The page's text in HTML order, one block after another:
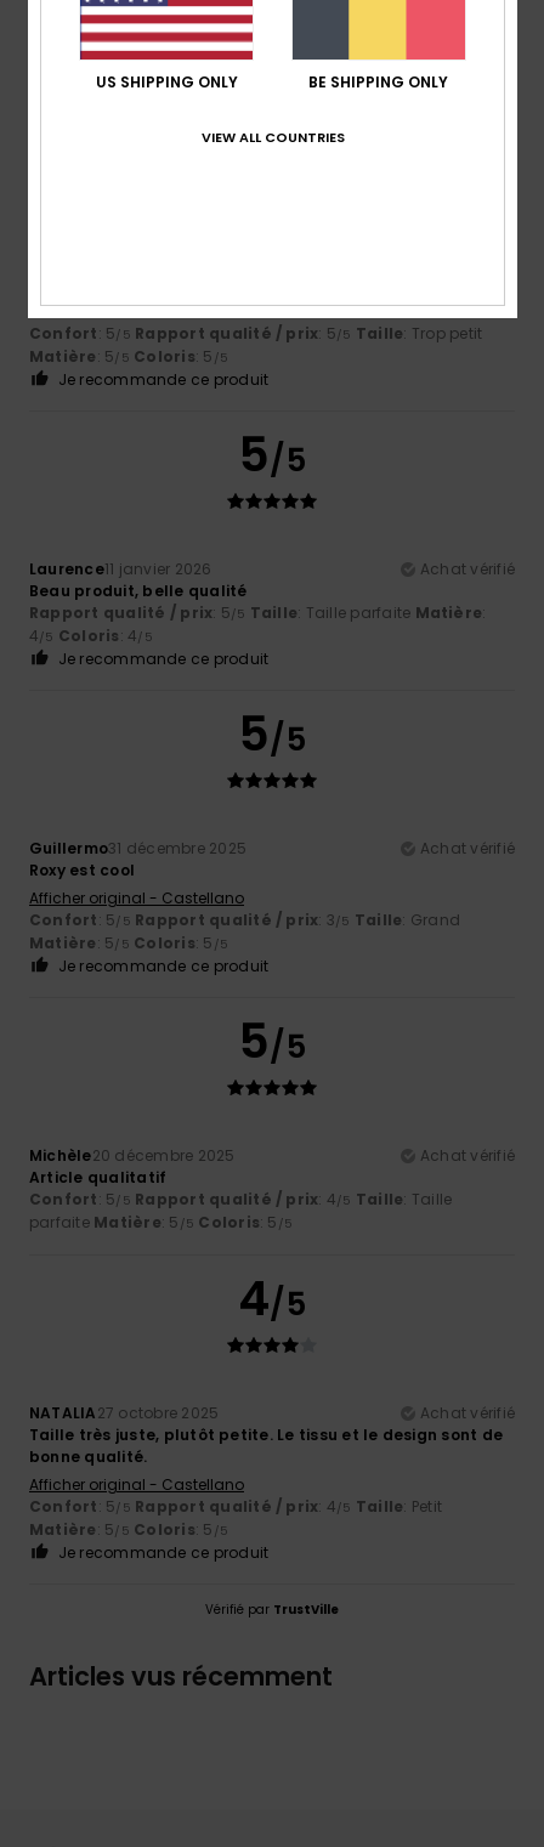
Confort: 5/5 Rapport qualité / prix
parfaiteMatière: 5/5 Coloris
Je recommande ce produit
4/5
avec le bas
Confort: 5/5 Rapport qualité / prix: 5/5 Taille: Trop petit
Matière: 5/5 Coloris: 5 /5
Je recommande ce produit
5/5
Laurence11 janvier 2026
Achat vérifié
Beau produit, belle qualité
Rapport qualité / prix: 5/5 Taille: Taille parfaite Matière:
4/5 Coloris: 4/5
Je recommande ce produit
5/5
Guillermo31 décembre 2025
Achat vérifié
Roxy est cool
Afficher original - Castellano
Confort: 5/5 Rapport qualité / prix: 3/5 Taille: Grand
Matière: 5/5 Coloris: 5 /5
Je recommande ce produit
5/5
Michèle20 décembre 2025
Achat vérifié
Article qualitatif
Confort: 5/5 Rapport qualité / prix: 4/5 Taille: Taille
parfaite Matière: 5 /5 Coloris: 5 /5
4/5
NATALIA27 octobre 2025
Achat vérifié
Taille très juste, plutôt petite. Le tissu et le design sont de
bonne qualité.
Afficher original - Castellano
Confort: 5/5 Rapport qualité / prix: 4/5 Taille: Petit
Matière: 5/5 Coloris: 5 /5
Je recommande ce produit
Vérifié par TrustVille
Articles vus récemment
US SHIPPING ONLY BE SHIPPING ONLY
VIEW ALL COUNTRIES